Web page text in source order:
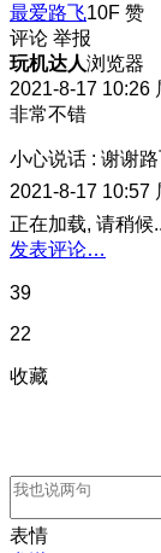
最爱路飞10F 赞
评论 举报
玩机达人浏览器
2021-8-17 10:26
非常不错
小心说话 : 谢谢路
2021-8-17 10:57
正在加载, 请稍候
发表评论…
39
22
收藏
表情